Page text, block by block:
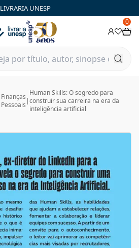
LIVRARIA UNESP
0
Finanças
Pessoais |
Human Skills: O segredo para
construir sua carreira na era da
inteligência artificial